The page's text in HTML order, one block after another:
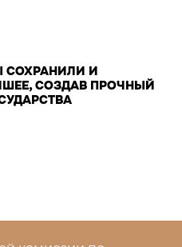
СОХРАНИЛИ И
СОЗДАВ ПРОЧНЫЙ